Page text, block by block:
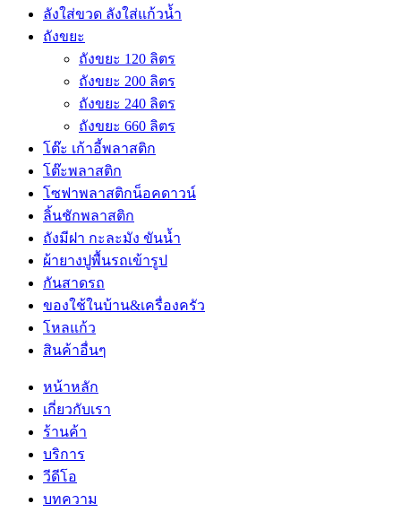
ลังใส่ขวด ลังใส่แก้วน้ำ
ถังขยะ
ถังขยะ 120 ลิตร
ถังขยะ 200 ลิตร
ถังขยะ 240 ลิตร
ถังขยะ 660 ลิตร
โต๊ะ เก้าอี้พลาสติก
โต๊ะพลาสติก
โซฟาพลาสติกน็อคดาวน์
ลิ้นชักพลาสติก
ถังมีฝา กะละมัง ขันน้ำ
ผ้ายางปูพื้นรถเข้ารูป
กันสาดรถ
ของใช้ในบ้าน&เครื่องครัว
โหลแก้ว
สินค้าอื่นๆ
หน้าหลัก
เกี่ยวกับเรา
ร้านค้า
บริการ
วีดีโอ
บทความ